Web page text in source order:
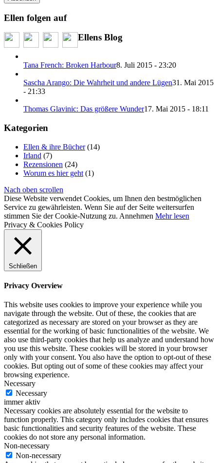
Ellen folgen auf
Ellens Blog
Tana French: Broken Harbour8. Juli 2015 - 23:20
Sascha Arango: Die Wahrheit und andere Lügen31. Mai 2015
- 21:33
Thomas Glavinic: Das größere Wunder17. Mai 2015 - 18:11
Kategorien
Ellen & ihre Bücher(14)
Irland (7)
Rezensionen (24)
Worum es hier geht (1)
Nach oben scrollen
Diese Website verwendet Cookies, um Ihnen den bestmöglichen
Service zu gewährleisten. Wenn Sie auf der Seite weitersurfen
stimmen Sie der Cookie-Nutzung zu. Annehmen Mehr lesen
Privacy & Cookies Policy
Schließen
Privacy Overview
This website uses cookies to improve your experience while you
navigate through the website. Out of these, the cookies that are
categorized as necessary are stored on your browser as they are
essential for the working of basic functionalities of the website. We
also use third-party cookies that help us analyze and understand how
you use this website. These cookies will be stored in your browser
only with your consent. You also have the option to opt-out of these
cookies. But opting out of some of these cookies may affect your
browsing experience.
Necessary
Necessary
immer aktiv
Necessary cookies are absolutely essential for the website to
function properly. This category only includes cookies that ensures
basic functionalities and security features of the website. These
cookies do not store any personal information.
Non-necessary
Non-necessary